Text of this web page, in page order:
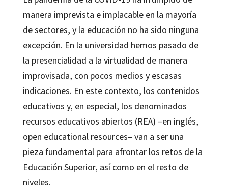
manera imprevista e implacable en la mayoría
de sectores, y la educación no ha sido ninguna
excepción. En la universidad hemos pasado de
la presencialidad a la virtualidad de manera
improvisada, con pocos medios y escasas
indicaciones. En este contexto, los contenidos
educativos y, en especial, los denominados
recursos educativos abiertos (REA) –en inglés,
open educational resources– van a ser una
pieza fundamental para afrontar los retos de la
Educación Superior, así como en el resto de
niveles.